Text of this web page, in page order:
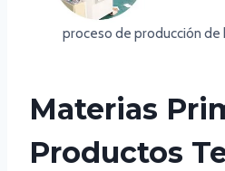
proceso de producción de
Materias
Productos